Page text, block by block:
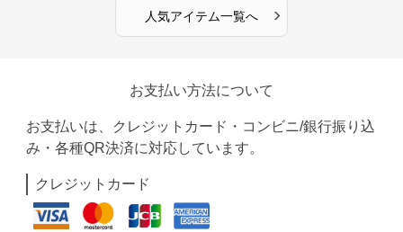
人気アイテム一覧へ ›
お支払い方法について
お支払いは、クレジットカード・コンビニ/銀行振り込
み・各種QR決済に対応しています。
クレジットカード